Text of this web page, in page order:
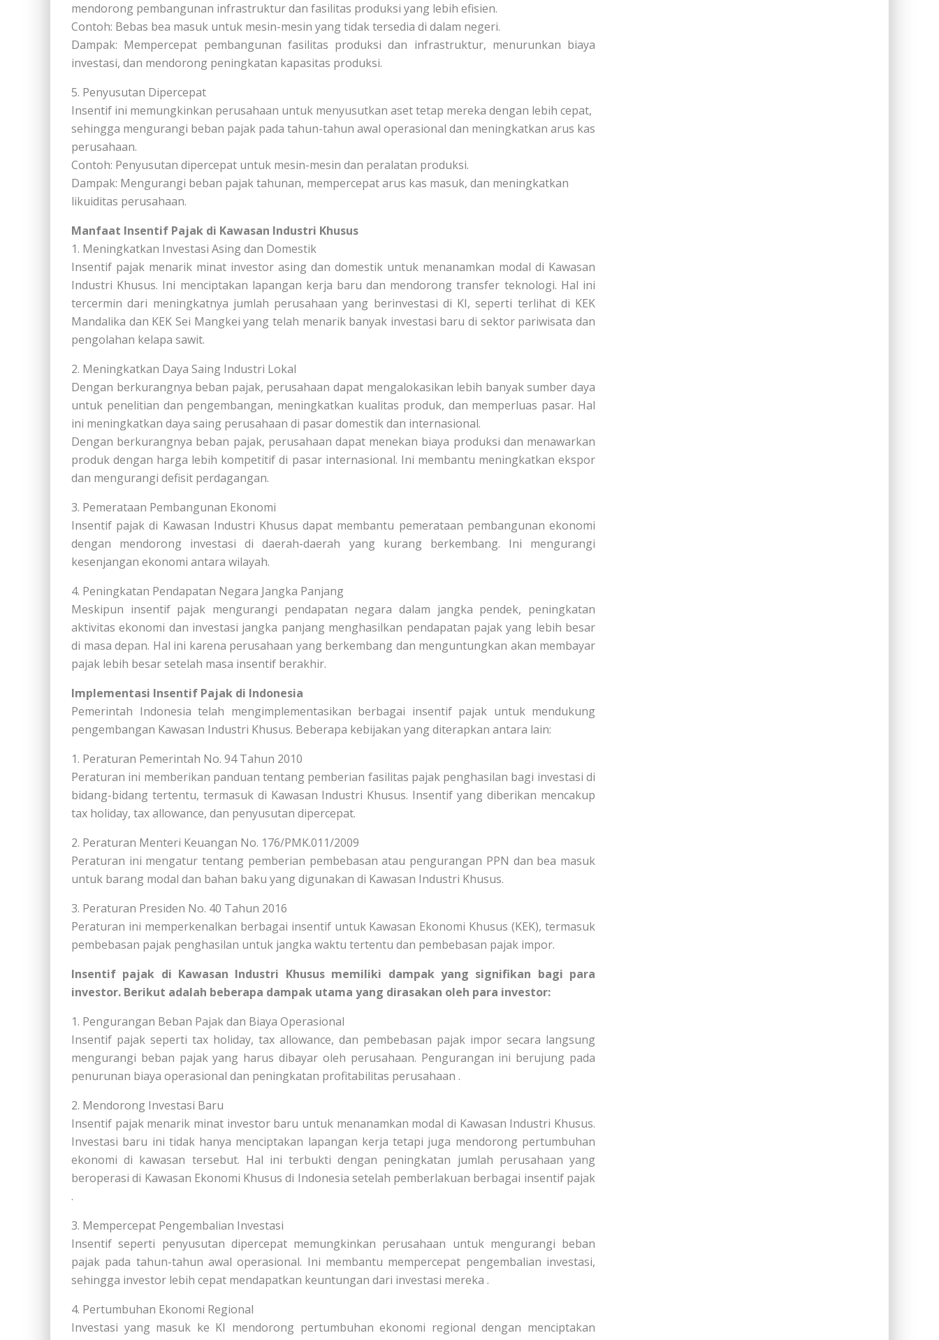
mendorong pembangunan infrastruktur dan fasilitas produksi yang lebih efisien.
Contoh: Bebas bea masuk untuk mesin-mesin yang tidak tersedia di dalam negeri.
Dampak: Mempercepat pembangunan fasilitas produksi dan infrastruktur, menurunkan biaya
investasi, dan mendorong peningkatan kapasitas produksi.
5. Penyusutan Dipercepat
Insentif ini memungkinkan perusahaan untuk menyusutkan aset tetap mereka dengan lebih cepat,
sehingga mengurangi beban pajak pada tahun-tahun awal operasional dan meningkatkan arus kas
perusahaan.
Contoh: Penyusutan dipercepat untuk mesin-mesin dan peralatan produksi.
Dampak: Mengurangi beban pajak tahunan, mempercepat arus kas masuk, dan meningkatkan
likuiditas perusahaan.
Manfaat Insentif Pajak di Kawasan Industri Khusus
1. Meningkatkan Investasi Asing dan Domestik
Insentif pajak menarik minat investor asing dan domestik untuk menanamkan modal di Kawasan
Industri Khusus. Ini menciptakan lapangan kerja baru dan mendorong transfer teknologi. Hal ini
tercermin dari meningkatnya jumlah perusahaan yang berinvestasi di KI, seperti terlihat di KEK
Mandalika dan KEK Sei Mangkei yang telah menarik banyak investasi baru di sektor pariwisata dan
pengolahan kelapa sawit.
2. Meningkatkan Daya Saing Industri Lokal
Dengan berkurangnya beban pajak, perusahaan dapat mengalokasikan lebih banyak sumber daya
untuk penelitian dan pengembangan, meningkatkan kualitas produk, dan memperluas pasar. Hal
ini meningkatkan daya saing perusahaan di pasar domestik dan internasional.
Dengan berkurangnya beban pajak, perusahaan dapat menekan biaya produksi dan menawarkan
produk dengan harga lebih kompetitif di pasar internasional. Ini membantu meningkatkan ekspor
dan mengurangi defisit perdagangan.
3. Pemerataan Pembangunan Ekonomi
Insentif pajak di Kawasan Industri Khusus dapat membantu pemerataan pembangunan ekonomi
dengan mendorong investasi di daerah-daerah yang kurang berkembang. Ini mengurangi
kesenjangan ekonomi antara wilayah.
4. Peningkatan Pendapatan Negara Jangka Panjang
Meskipun insentif pajak mengurangi pendapatan negara dalam jangka pendek, peningkatan
aktivitas ekonomi dan investasi jangka panjang menghasilkan pendapatan pajak yang lebih besar
di masa depan. Hal ini karena perusahaan yang berkembang dan menguntungkan akan membayar
pajak lebih besar setelah masa insentif berakhir.
Implementasi Insentif Pajak di Indonesia
Pemerintah Indonesia telah mengimplementasikan berbagai insentif pajak untuk mendukung
pengembangan Kawasan Industri Khusus. Beberapa kebijakan yang diterapkan antara lain:
1. Peraturan Pemerintah No. 94 Tahun 2010
Peraturan ini memberikan panduan tentang pemberian fasilitas pajak penghasilan bagi investasi di
bidang-bidang tertentu, termasuk di Kawasan Industri Khusus. Insentif yang diberikan mencakup
tax holiday, tax allowance, dan penyusutan dipercepat.
2. Peraturan Menteri Keuangan No. 176/PMK.011/2009
Peraturan ini mengatur tentang pemberian pembebasan atau pengurangan PPN dan bea masuk
untuk barang modal dan bahan baku yang digunakan di Kawasan Industri Khusus.
3. Peraturan Presiden No. 40 Tahun 2016
Peraturan ini memperkenalkan berbagai insentif untuk Kawasan Ekonomi Khusus (KEK), termasuk
pembebasan pajak penghasilan untuk jangka waktu tertentu dan pembebasan pajak impor.
Insentif pajak di Kawasan Industri Khusus memiliki dampak yang signifikan bagi para
investor. Berikut adalah beberapa dampak utama yang dirasakan oleh para investor:
1. Pengurangan Beban Pajak dan Biaya Operasional
Insentif pajak seperti tax holiday, tax allowance, dan pembebasan pajak impor secara langsung
mengurangi beban pajak yang harus dibayar oleh perusahaan. Pengurangan ini berujung pada
penurunan biaya operasional dan peningkatan profitabilitas perusahaan .
2. Mendorong Investasi Baru
Insentif pajak menarik minat investor baru untuk menanamkan modal di Kawasan Industri Khusus.
Investasi baru ini tidak hanya menciptakan lapangan kerja tetapi juga mendorong pertumbuhan
ekonomi di kawasan tersebut. Hal ini terbukti dengan peningkatan jumlah perusahaan yang
beroperasi di Kawasan Ekonomi Khusus di Indonesia setelah pemberlakuan berbagai insentif pajak
.
3. Mempercepat Pengembalian Investasi
Insentif seperti penyusutan dipercepat memungkinkan perusahaan untuk mengurangi beban
pajak pada tahun-tahun awal operasional. Ini membantu mempercepat pengembalian investasi,
sehingga investor lebih cepat mendapatkan keuntungan dari investasi mereka .
4. Pertumbuhan Ekonomi Regional
Investasi yang masuk ke KI mendorong pertumbuhan ekonomi regional dengan menciptakan